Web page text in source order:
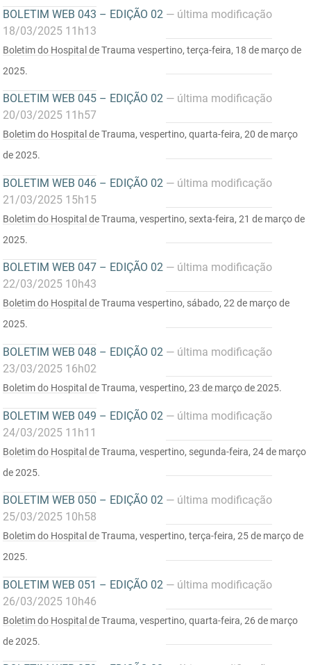
PAP
PBGÁS
PBTUR
PBPREV
Projeto Cooperar
PROCASE
PROCON
Polícia Militar
Rádio Tabajara
SUDEMA
SUPLAN
UEPB
BOLETIM WEB 043 – EDIÇÃO 02 — última modificação
18/03/2025 11h13
Boletim do Hospital de Trauma vespertino, terça-feira, 18 de março de
2025.
BOLETIM WEB 045 – EDIÇÃO 02 — última modificação
20/03/2025 11h57
Boletim do Hospital de Trauma, vespertino, quarta-feira, 20 de março
de 2025.
BOLETIM WEB 046 – EDIÇÃO 02 — última modificação
21/03/2025 15h15
Boletim do Hospital de Trauma, vespertino, sexta-feira, 21 de março de
2025.
BOLETIM WEB 047 – EDIÇÃO 02 — última modificação
22/03/2025 10h43
Boletim do Hospital de Trauma vespertino, sábado, 22 de março de
2025.
BOLETIM WEB 048 – EDIÇÃO 02 — última modificação
23/03/2025 16h02
Boletim do Hospital de Trauma, vespertino, 23 de março de 2025.
BOLETIM WEB 049 – EDIÇÃO 02 — última modificação
24/03/2025 11h11
Boletim do Hospital de Trauma, vespertino, segunda-feira, 24 de março
de 2025.
BOLETIM WEB 050 – EDIÇÃO 02 — última modificação
25/03/2025 10h58
Boletim do Hospital de Trauma, vespertino, terça-feira, 25 de março de
2025.
BOLETIM WEB 051 – EDIÇÃO 02 — última modificação
26/03/2025 10h46
Boletim do Hospital de Trauma, vespertino, quarta-feira, 26 de março
de 2025.